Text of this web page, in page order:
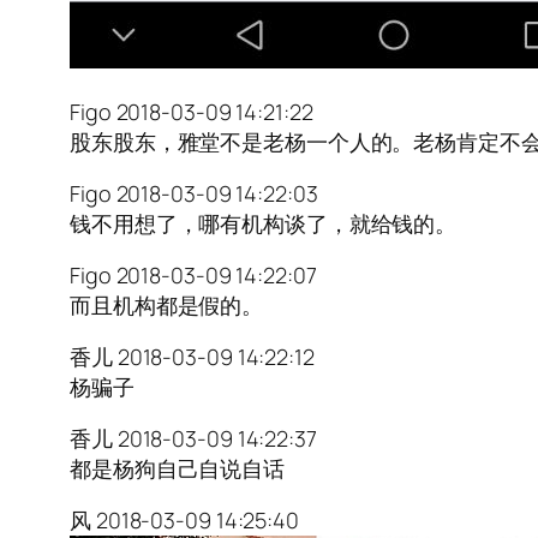
Figo 2018-03-09 14:21:22
股东股东，雅堂不是老杨一个人的。老杨肯定不
Figo 2018-03-09 14:22:03
钱不用想了，哪有机构谈了，就给钱的。
Figo 2018-03-09 14:22:07
而且机构都是假的。
香儿 2018-03-09 14:22:12
杨骗子
香儿 2018-03-09 14:22:37
都是杨狗自己自说自话
风 2018-03-09 14:25:40